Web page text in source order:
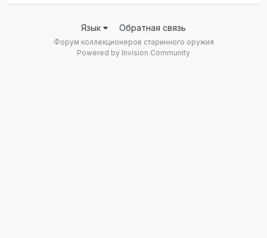
Язык Обратная связь
Форум коллекционеров старинного оружия
Powered by Invision Community